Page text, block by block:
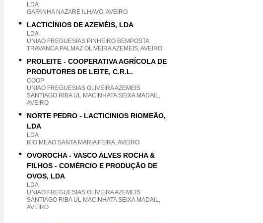
LDA
GAFANHA NAZARE ILHAVO, AVEIRO
LACTICÍNIOS DE AZEMÉIS, LDA
LDA
UNIAO FREGUESIAS PINHEIRO BEMPOSTA
TRAVANCA PALMAZ OLIVEIRA AZEMEIS, AVEIRO
PROLEITE - COOPERATIVA AGRÍCOLA DE
PRODUTORES DE LEITE, C.R.L.
COOP
UNIAO FREGUESIAS OLIVEIRA AZEMEIS
SANTIAGO RIBA UL MACINHATA SEIXA MADAIL,
AVEIRO
NORTE PEDRO - LACTICINIOS RIOMEÃO,
LDA
LDA
RIO MEAO SANTA MARIA FEIRA, AVEIRO
OVOROCHA - VASCO ALVES ROCHA &
FILHOS - COMÉRCIO E PRODUÇÃO DE
OVOS, LDA
LDA
UNIAO FREGUESIAS OLIVEIRA AZEMEIS
SANTIAGO RIBA UL MACINHATA SEIXA MADAIL,
AVEIRO